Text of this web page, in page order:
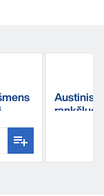
Austinis